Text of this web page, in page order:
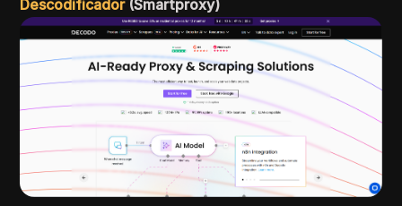
Descodificador (Smartproxy)